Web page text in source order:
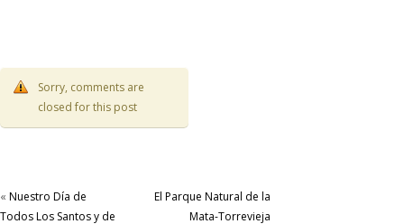
Sorry, comments are
closed for this post
« Nuestro Día de
Todos Los Santos y de
El Parque Natural de la
Mata-Torrevieja